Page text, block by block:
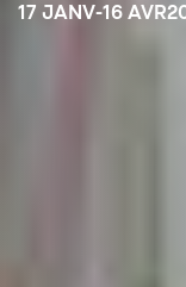
17 JANV-16 AVR